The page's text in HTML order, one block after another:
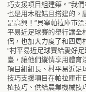
巧支援項目組建築。“我
也是用木棍姑且搭建的。
是高興！”貝寧帕拉庫市
平易近足球賽的舉行讓全
侶，也加大力度了和四周
“村平易近足球賽給愛好
臺，讓他們縱情享用體育
項目組組長、村平易近足
技巧支援項目在帕拉庫市
植技巧、供給農業機械技